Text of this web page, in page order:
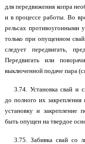
для передвижения копра
и в процессе работы. Во
рельсах противоугонными
только при опущенном
следует передвигать,
Передвигать или
выключенной подаче пара
3.74. Установка свай и
до полного их
установку и закрепление
быть опущен на твердое
3.75. Забивка свай со